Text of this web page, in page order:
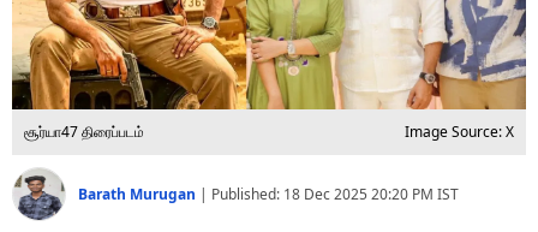
சூர்யா47 திரைப்படம் Image Source: X
Barath Murugan | Published: 18 Dec 2025 20:20 PM IST